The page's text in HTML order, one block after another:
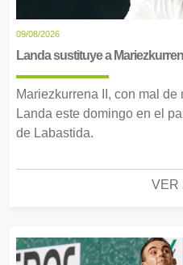
09/08/2026
Landa sustituye a
Mariezkurrena II, con mal
Landa este domingo en el
de Labastida.
VER